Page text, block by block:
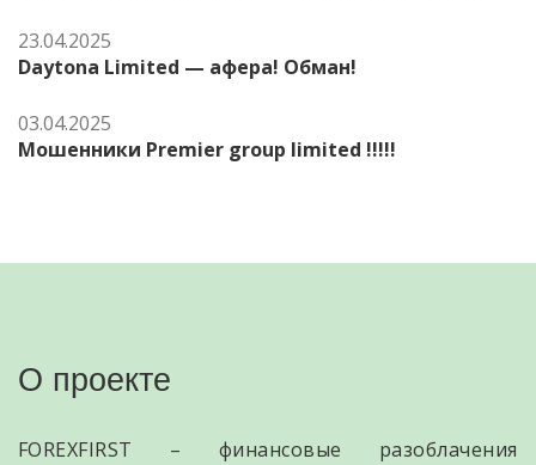
23.04.2025
Daytona Limited — афера! Обман!
03.04.2025
Мошенники Premier group limited !!!!!
О проекте
FOREXFIRST – финансовые разоблачения